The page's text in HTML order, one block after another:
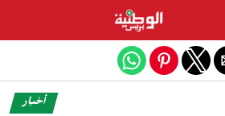
أخبار
Exit mobile